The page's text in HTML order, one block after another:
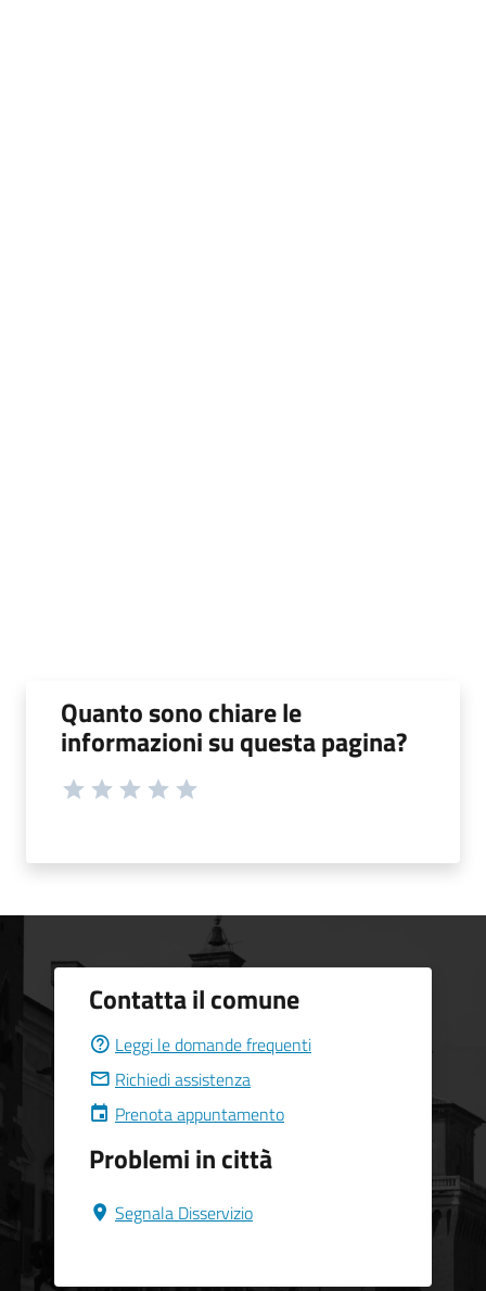
Quanto sono chiare le
informazioni su questa pagina?
Contatta il comune
Leggi le domande frequenti
Richiedi assistenza
Prenota appuntamento
Problemi in città
Segnala Disservizio